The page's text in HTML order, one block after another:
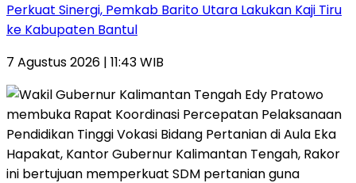
Perkuat Sinergi, Pemkab Barito Utara Lakukan Kaji Tiru
ke Kabupaten Bantul
7 Agustus 2026 | 11:43 WIB